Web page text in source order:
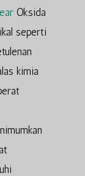
Oksida
seperti
kimia